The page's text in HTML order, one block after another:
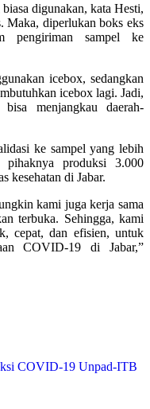
digunakan, kata Hesti,
Maka, diperlukan boks eks
pengiriman sampel ke
icebox, sedangkan
icebox lagi. Jadi,
menjangkau daerah-
ke sampel yang lebih
produksi 3.000
kesehatan di Jabar.
kami juga kerja sama
terbuka. Sehingga, kami
cepat, dan efisien, untuk
COVID-19 di Jabar,”
COVID-19 Unpad-ITB